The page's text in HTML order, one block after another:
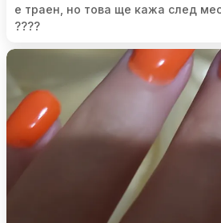
е траен, но това ще кажа след
????